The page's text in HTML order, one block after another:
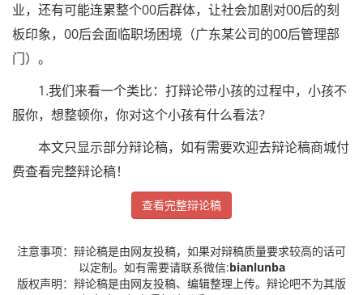
业，还有可能连累整个00后群体，让社会加剧对00后的刻
板印象，00后会面临职场困境（广东某公司的00后管理部
门）。
1.我们来看一个类比：打辩论带小孩的过程中，小孩不
服你，想整顿你，你对这个小孩有什么看法？
本文只显示部分辩论稿，如有需要欢迎去辩论稿商城付
费查看完整辩论稿！
查看完整辩论稿
注意事项：辩论稿是由网友投稿，如果对辩稿质量要求较高的话可
以定制。如有需要请联系微信:bianlunba
版权声明：辩论稿是由网友投稿、编辑整理上传。辩论吧不为其版